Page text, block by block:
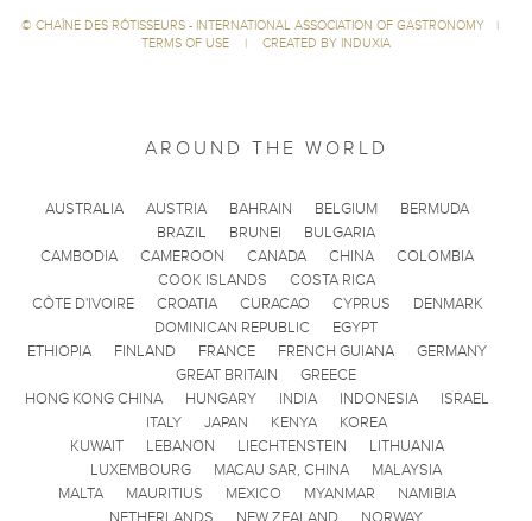
© CHAÎNE DES RÔTISSEURS - INTERNATIONAL ASSOCIATION OF GASTRONOMY
|
TERMS OF USE
| CREATED BY INDUXIA
AROUND THE WORLD
AUSTRALIA AUSTRIA BAHRAIN BELGIUM
BERMUDA
BRAZIL
BRUNEI
BULGARIA
CAMBODIA
CAMEROON CANADA CHINA
COLOMBIA
COOK ISLANDS
COSTA RICA
CÔTE D'IVOIRE
CROATIA CURACAO CYPRUS
DENMARK
DOMINICAN REPUBLIC
EGYPT
ETHIOPIA
FINLAND FRANCE FRENCH GUIANA
GERMANY
GREAT BRITAIN
GREECE
HONG KONG CHINA
HUNGARY INDIA INDONESIA
ISRAEL
ITALY
JAPAN KENYA
KOREA
KUWAIT
LEBANON LIECHTENSTEIN
LITHUANIA
LUXEMBOURG
MACAU SAR, CHINA
MALAYSIA
MALTA
MAURITIUS MEXICO MYANMAR
NAMIBIA